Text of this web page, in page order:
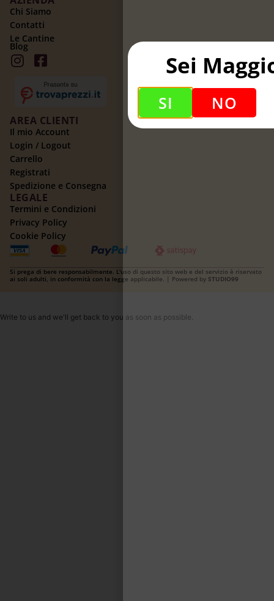
Chi Siamo
Contatti
Le Cantine
Blog
AREA CLIENTI
Il mio Account
Login / Logout
Carrello
Registrati
Spedizione e Consegna
LEGALE
Termini e Condizioni
Privacy Policy
Cookie Policy
Si prega di bere responsabilmente. L'uso di questo sito web e del servizio è riservato
ai soli adulti, in conformità con la legge applicabile. | Powered by STUDIO99
Write to us and we'll get back to you as soon as possible.
Sei
SI NO